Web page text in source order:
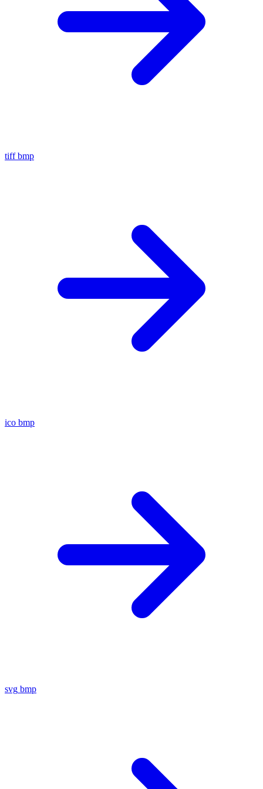
tiff bmp
ico bmp
svg bmp